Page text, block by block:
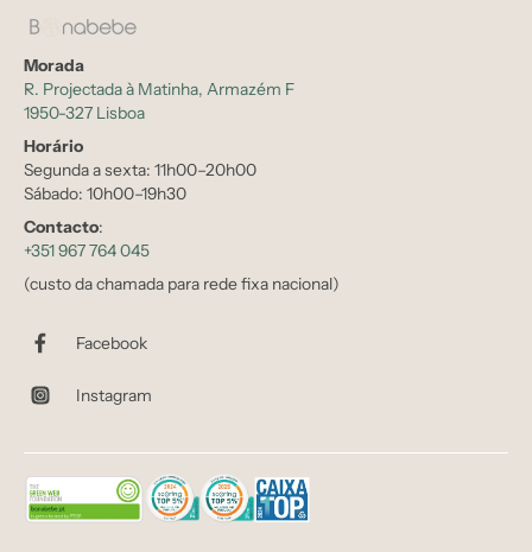
Morada
R. Projectada à Matinha, Armazém F
1950-327 Lisboa
Horário
Segunda a sexta: 11h00–20h00
Sábado: 10h00–19h30
Contacto:
+351 967 764 045
(custo da chamada para rede fixa nacional)
Facebook
Instagram